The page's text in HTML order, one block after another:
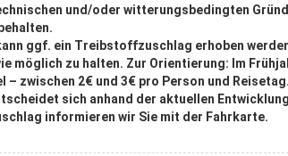
und/oder witterungsbedingten
ggf. ein Treibstoffzuschlag erhoben
möglich zu halten. Zur Orientierung: Im
zwischen 2€ und 3€ pro Person und
sich anhand der aktuellen
informieren wir Sie mit der Fahrkarte.